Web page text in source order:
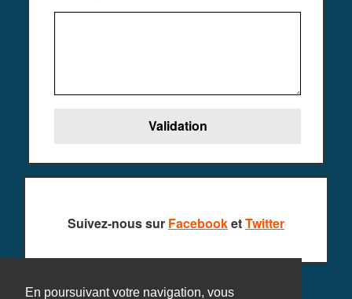
En poursuivant votre navigation, vous
Suivez-nous sur FacebooketTwitter